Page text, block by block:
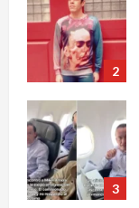
2
3